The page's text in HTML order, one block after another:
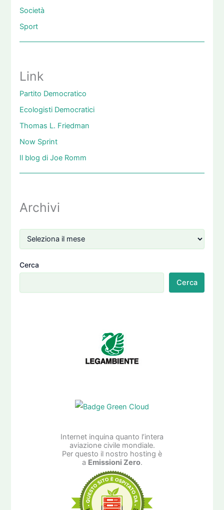
Società
Sport
Link
Partito Democratico
Ecologisti Democratici
Thomas L. Friedman
Now Sprint
Il blog di Joe Romm
Archivi
Cerca
Cerca
Internet inquina quanto l’intera
aviazione civile mondiale.
Per questo il nostro hosting è
a Emissioni Zero.